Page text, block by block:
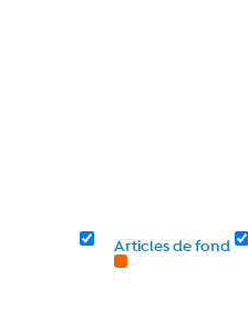
Articles de fond